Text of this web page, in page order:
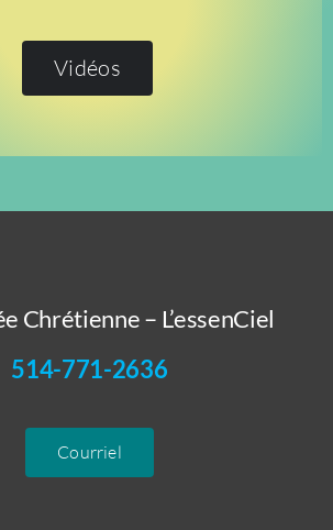
Vidéos
Chrétienne – L’essenCiel
514-771-2636
Courriel